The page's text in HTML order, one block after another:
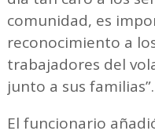
comunidad, es
reconocimiento a
trabajadores del
junto a sus familias”.
El funcionario